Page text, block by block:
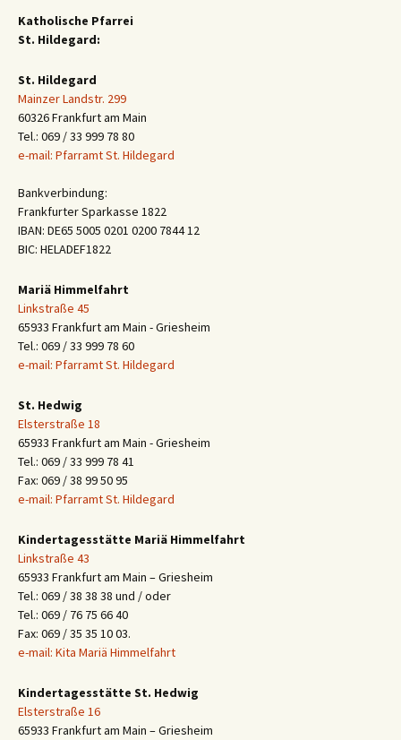
Katholische Pfarrei
St. Hildegard:
St. Hildegard
Mainzer Landstr. 299
60326 Frankfurt am Main
Tel.: 069 / 33 999 78 80
e-mail: Pfarramt St. Hildegard
Bankverbindung:
Frankfurter Sparkasse 1822
IBAN: DE65 5005 0201 0200 7844 12
BIC: HELADEF1822
Mariä Himmelfahrt
Linkstraße 45
65933 Frankfurt am Main - Griesheim
Tel.: 069 / 33 999 78 60
e-mail: Pfarramt St. Hildegard
St. Hedwig
Elsterstraße 18
65933 Frankfurt am Main - Griesheim
Tel.: 069 / 33 999 78 41
Fax: 069 / 38 99 50 95
e-mail: Pfarramt St. Hildegard
Kindertagesstätte Mariä Himmelfahrt
Linkstraße 43
65933 Frankfurt am Main – Griesheim
Tel.: 069 / 38 38 38 und / oder
Tel.: 069 / 76 75 66 40
Fax: 069 / 35 35 10 03.
e-mail: Kita Mariä Himmelfahrt
Kindertagesstätte St. Hedwig
Elsterstraße 16
65933 Frankfurt am Main – Griesheim